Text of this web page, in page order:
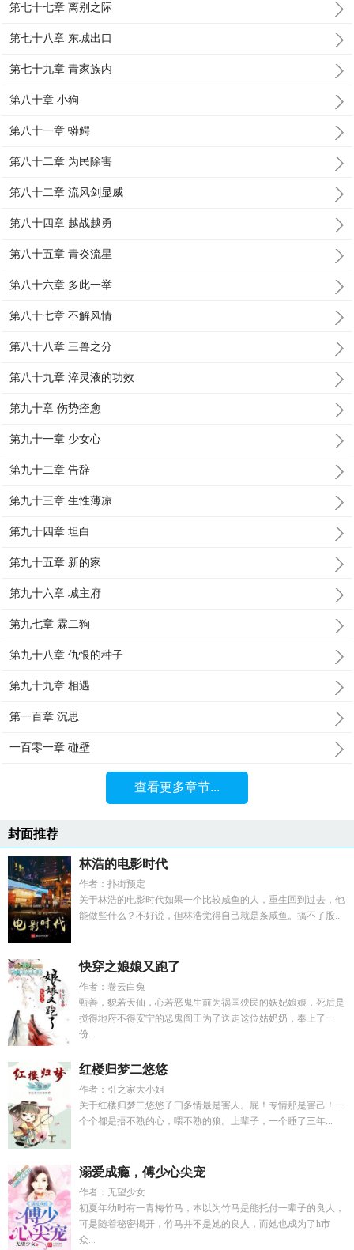
第七十七章 离别之际
第七十八章 东城出口
第七十九章 青家族内
第八十章 小狗
第八十一章 蟒鳄
第八十二章 为民除害
第八十二章 流风剑显威
第八十四章 越战越勇
第八十五章 青炎流星
第八十六章 多此一举
第八十七章 不解风情
第八十八章 三兽之分
第八十九章 淬灵液的功效
第九十章 伤势痊愈
第九十一章 少女心
第九十二章 告辞
第九十三章 生性薄凉
第九十四章 坦白
第九十五章 新的家
第九十六章 城主府
第九七章 霖二狗
第九十八章 仇恨的种子
第九十九章 相遇
第一百章 沉思
一百零一章 碰壁
查看更多章节...
封面推荐
林浩的电影时代
作者：扑街预定
关于林浩的电影时代如果一个比较咸鱼的人，重生回到过去，他
能做些什么？不好说，但林浩觉得自己就是条咸鱼。搞不了股...
快穿之娘娘又跑了
作者：卷云白兔
甄善，貌若天仙，心若恶鬼生前为祸国殃民的妖妃娘娘，死后是
搅得地府不得安宁的恶鬼阎王为了送走这位姑奶奶，奉上了一
份...
红楼归梦二悠悠
作者：引之家大小姐
关于红楼归梦二悠悠子曰多情最是害人。屁！专情那是害己！一
个个都是捂不熟的心，喂不熟的狼。上辈子，一个睡了三年...
溺爱成瘾，傅少心尖宠
作者：无望少女
初夏年幼时有一青梅竹马，本以为竹马是能托付一辈子的良人，
可是随着秘密揭开，竹马并不是她的良人，而她也成为了h市
众...